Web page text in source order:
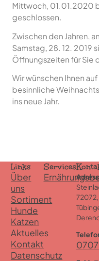
Mittwoch, 01.01.2020
geschlossen.
Zwischen den Jahren,
Samstag, 28. 12. 2019
Öffnungszeiten für Sie
Wir wünschen Ihnen
besinnliche
ins neue Jahr.
Links
Über
uns
Sortiment
Hunde
Katzen
Aktuelles
Kontakt
Datenschutz
Services
72072,